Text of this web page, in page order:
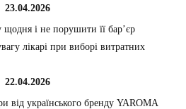
23.04.2026
і не порушити її бар’єр
лікарі при виборі витратних
22.04.2026
від українського бренду YAROMA